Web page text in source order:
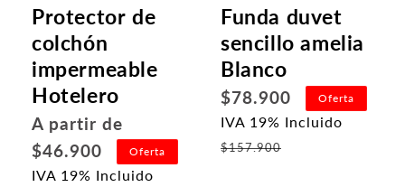
Protector de
colchón
impermeable
Hotelero
Precio
habitual
A partir de
$46.900
Oferta
IVA 19% Incluido
Funda duvet
sencillo amelia
Blanco
Precio
habitual
$78.900 Oferta
IVA 19% Incluido
$157.900